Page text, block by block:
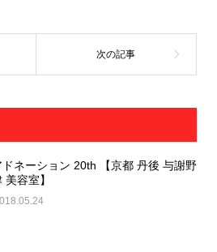
ドネーション 20th 【京都 丹後 与謝野
美容室】